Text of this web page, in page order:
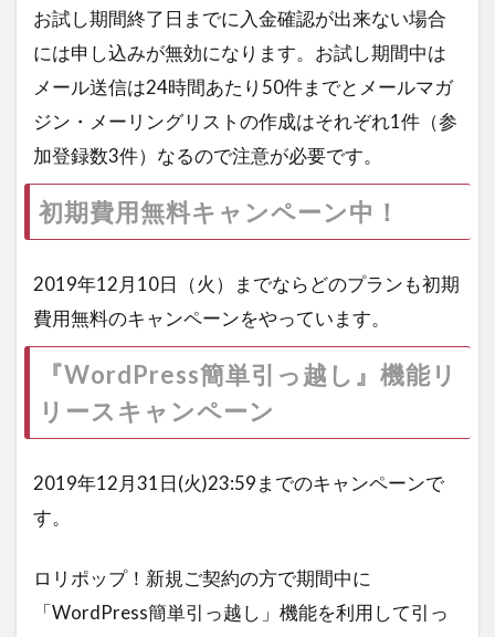
お試し期間終了日までに入金確認が出来ない場合
には申し込みが無効になります。お試し期間中は
メール送信は24時間あたり50件までとメールマガ
ジン・メーリングリストの作成はそれぞれ1件（参
加登録数3件）なるので注意が必要です。
初期費用無料キャンペーン中！
2019年12月10日（火）までならどのプランも初期
費用無料のキャンペーンをやっています。
『WordPress簡単引っ越し』機能リ
リースキャンペーン
2019年12月31日(火)23:59までのキャンペーンで
す。
ロリポップ！新規ご契約の方で期間中に
「WordPress簡単引っ越し」機能を利用して引っ